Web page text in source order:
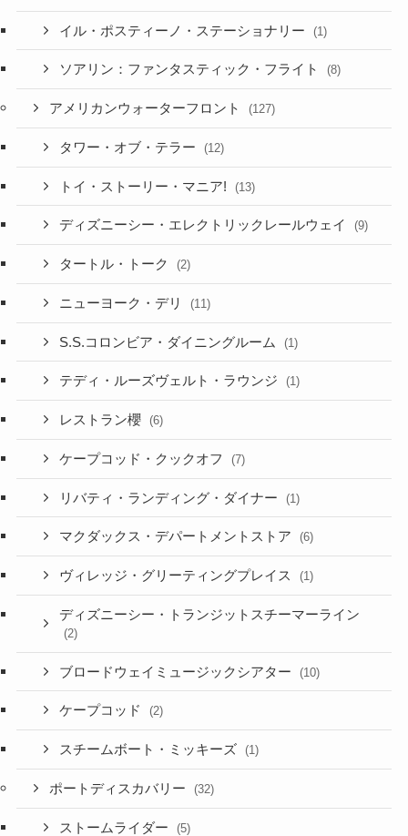
イル・ポスティーノ・ステーショナリー (1)
ソアリン：ファンタスティック・フライト (8)
アメリカンウォーターフロント (127)
タワー・オブ・テラー (12)
トイ・ストーリー・マニア! (13)
ディズニーシー・エレクトリックレールウェイ (9)
タートル・トーク (2)
ニューヨーク・デリ (11)
S.S.コロンビア・ダイニングルーム (1)
テディ・ルーズヴェルト・ラウンジ (1)
レストラン櫻 (6)
ケープコッド・クックオフ (7)
リバティ・ランディング・ダイナー (1)
マクダックス・デパートメントストア (6)
ヴィレッジ・グリーティングプレイス (1)
ディズニーシー・トランジットスチーマーライン
(2)
ブロードウェイミュージックシアター (10)
ケープコッド (2)
スチームボート・ミッキーズ (1)
ポートディスカバリー (32)
ストームライダー (5)